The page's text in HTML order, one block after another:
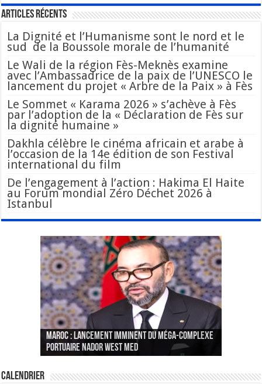
Articles Récents
La Dignité et l’Humanisme sont le nord et le
sud de la Boussole morale de l’humanité
Le Wali de la région Fès-Meknès examine
avec l’Ambassadrice de la paix de l’UNESCO le
lancement du projet « Arbre de la Paix » à Fès
Le Sommet « Karama 2026 » s’achève à Fès
par l’adoption de la « Déclaration de Fès sur
la dignité humaine »
Dakhla célèbre le cinéma africain et arabe à
l’occasion de la 14e édition de son Festival
international du film
De l’engagement à l’action : Hakima El Haite
au Forum mondial Zéro Déchet 2026 à
Istanbul
MAROC : Lancement imminent du méga-complexe
portuaire Nador West Med
Le Wali Ait Taleb préside la nomination du
nouveau Secrétaire Général pour insuffler un
sang nouveau à l’administration
Fès : La 70e conférence annuelle de la
Fédération internationale des journalistes et
des écrivains s’est achevée
Paris va présenter à Alger une liste de
« plusieurs centaines de personnes » aux
profils « dangereux »
CGEM: le binôme Oukacha-Joundy reconduit à la
tête de la Fédération des pêches maritimes
Calendrier